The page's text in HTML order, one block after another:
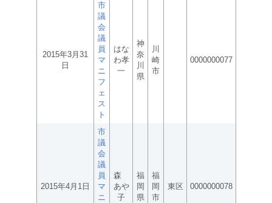
2015年3月31
日
市
議
会
議
員
マ
ニ
フ
ェ
ス
ト
はな
わ孝
一
神
奈
川
県
川
崎
市
0000000077
2015年4月1日
市
議
会
議
員
マ
ニ
森
あや
子
福
岡
県
福
岡
市
東区 0000000078